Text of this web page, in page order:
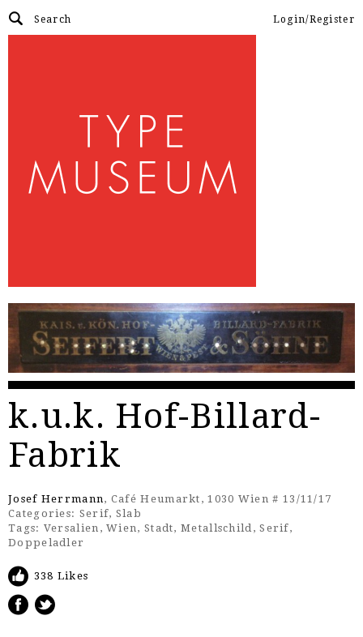
Login/Register
k.u.k. Hof-Billard-
Fabrik
Josef Herrmann , Café Heumarkt, 1030 Wien # 13/11/17
Categories: Serif, Slab
Tags: Versalien ,Wien , Stadt,Metallschild ,Serif,
Doppeladler
338 Likes